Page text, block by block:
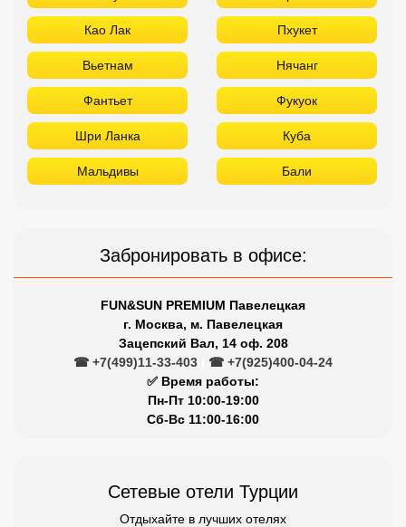
Као Лак Пхукет
Вьетнам Нячанг
Фантьет Фукуок
Шри Ланка Куба
Мальдивы Бали
Забронировать в офисе:
FUN&SUN PREMIUM Павелецкая
г. Москва, м. Павелецкая
Зацепский Вал, 14 оф. 208
☎ +7(499)11-33-403
☎ +7(925)400-04-24
✅ Время работы:
Пн-Пт 10:00-19:00
Сб-Вс 11:00-16:00
Сетевые отели Турции
Отдыхайте в лучших отелях